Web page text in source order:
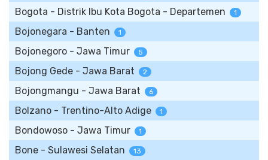
Bogota - Distrik Ibu Kota Bogota - Departemen 1
Bojonegara - Banten 1
Bojonegoro - Jawa Timur 5
Bojong Gede - Jawa Barat 2
Bojongmangu - Jawa Barat 6
Bolzano - Trentino-Alto Adige 1
Bondowoso - Jawa Timur 1
Bone - Sulawesi Selatan 13